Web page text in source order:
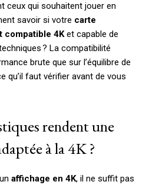
ceux qui souhaitent jouer en
savoir si votre carte
compatible 4Ket capable de
? La compatibilité
brute que sur l’équilibre de
qu’il faut vérifier avant de vous
rendent une
à la 4K ?
affichage en 4K, il ne suffit pas